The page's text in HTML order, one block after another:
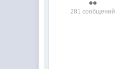
281 сообщений